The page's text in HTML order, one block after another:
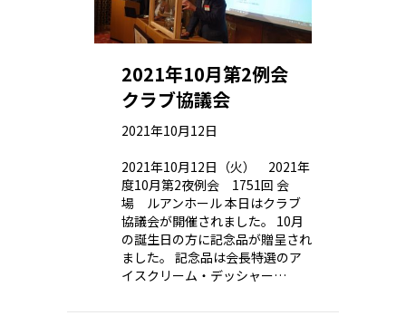
2021年10月第2例会
クラブ協議会
2021年10月12日
2021年10月12日（火） 2021年
度10月第2夜例会 1751回 会
場 ルアンホール 本日はクラブ
協議会が開催されました。 10月
の誕生日の方に記念品が贈呈され
ました。 記念品は会長特選のア
イスクリーム・デッシャー…